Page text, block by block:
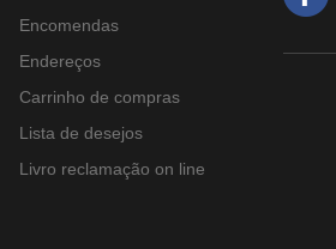
Encomendas
Endereços
Carrinho de compras
Lista de desejos
Livro reclamação on line